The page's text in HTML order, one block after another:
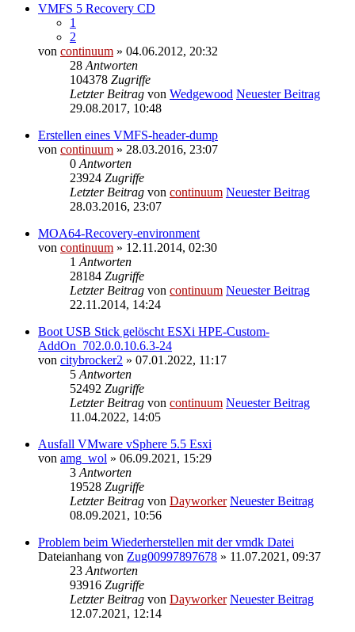
VMFS 5 Recovery CD
1
2
von continuum » 04.06.2012, 20:32
28 Antworten
104378 Zugriffe
Letzter Beitrag von Wedgewood Neuester Beitrag
29.08.2017, 10:48
Erstellen eines VMFS-header-dump
von continuum » 28.03.2016, 23:07
0 Antworten
23924 Zugriffe
Letzter Beitrag von continuum Neuester Beitrag
28.03.2016, 23:07
MOA64-Recovery-environment
von continuum » 12.11.2014, 02:30
1 Antworten
28184 Zugriffe
Letzter Beitrag von continuum Neuester Beitrag
22.11.2014, 14:24
Boot USB Stick gelöscht ESXi HPE-Custom-
AddOn_702.0.0.10.6.3-24
von citybrocker2 » 07.01.2022, 11:17
5 Antworten
52492 Zugriffe
Letzter Beitrag von continuum Neuester Beitrag
11.04.2022, 14:05
Ausfall VMware vSphere 5.5 Esxi
von amg_wol » 06.09.2021, 15:29
3 Antworten
19528 Zugriffe
Letzter Beitrag von Dayworker Neuester Beitrag
08.09.2021, 10:56
Problem beim Wiederherstellen mit der vmdk Datei
Dateianhang von Zug00997897678 » 11.07.2021, 09:37
23 Antworten
93916 Zugriffe
Letzter Beitrag von Dayworker Neuester Beitrag
12.07.2021, 12:14